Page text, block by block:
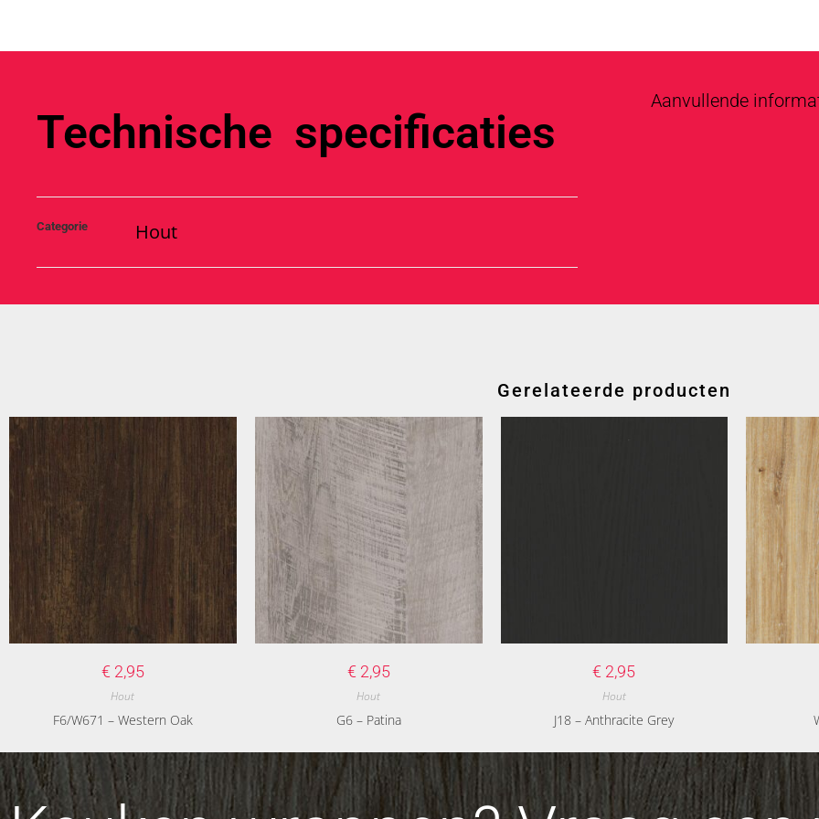
Technische specificaties
Categorie Hout
Aanvullende
Gerelateerde producten
€ 2,95
Hout
F6/W671 – Western Oak
€ 2,95
Hout
G6 – Patina
€ 2,95
Hout
J18 – Anthracite Grey